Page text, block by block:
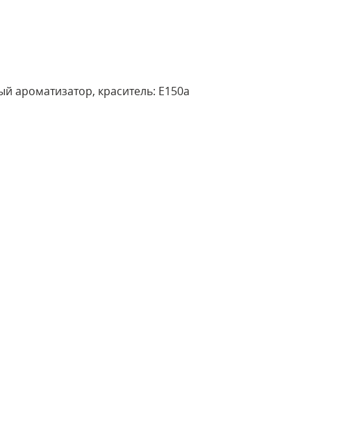
ароматизатор, краситель: E150a